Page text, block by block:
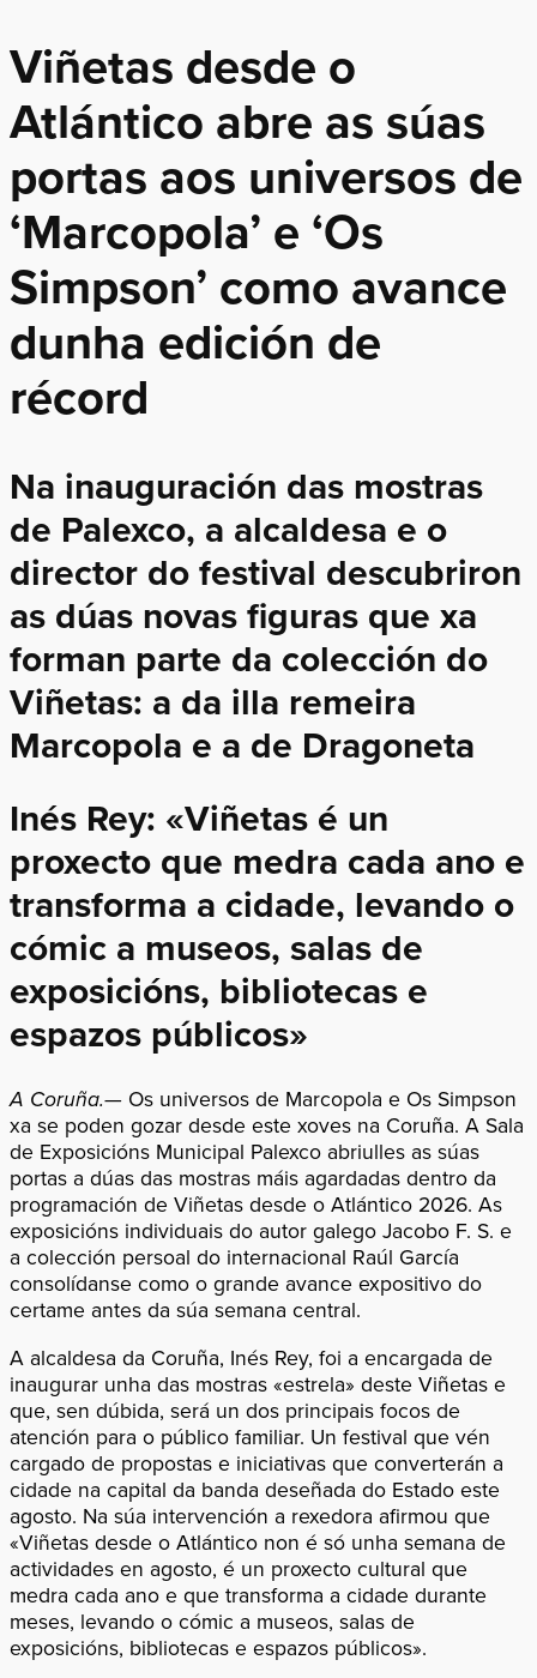
Viñetas desde o
Atlántico abre as súas
portas aos universos de
‘Marcopola’ e ‘Os
Simpson’ como avance
dunha edición de
récord
Na inauguración das mostras
de Palexco, a alcaldesa e o
director do festival descubriron
as dúas novas figuras que xa
forman parte da colección do
Viñetas: a da illa remeira
Marcopola e a de Dragoneta
Inés Rey: «Viñetas é un
proxecto que medra cada ano e
transforma a cidade, levando o
cómic a museos, salas de
exposicións, bibliotecas e
espazos públicos»
A Coruña.— Os universos de Marcopola e Os Simpson
xa se poden gozar desde este xoves na Coruña. A Sala
de Exposicións Municipal Palexco abriulles as súas
portas a dúas das mostras máis agardadas dentro da
programación de Viñetas desde o Atlántico 2026. As
exposicións individuais do autor galego Jacobo F. S. e
a colección persoal do internacional Raúl García
consolídanse como o grande avance expositivo do
certame antes da súa semana central.
A alcaldesa da Coruña, Inés Rey, foi a encargada de
inaugurar unha das mostras «estrela» deste Viñetas e
que, sen dúbida, será un dos principais focos de
atención para o público familiar. Un festival que vén
cargado de propostas e iniciativas que converterán a
cidade na capital da banda deseñada do Estado este
agosto. Na súa intervención a rexedora afirmou que
«Viñetas desde o Atlántico non é só unha semana de
actividades en agosto, é un proxecto cultural que
medra cada ano e que transforma a cidade durante
meses, levando o cómic a museos, salas de
exposicións, bibliotecas e espazos públicos».